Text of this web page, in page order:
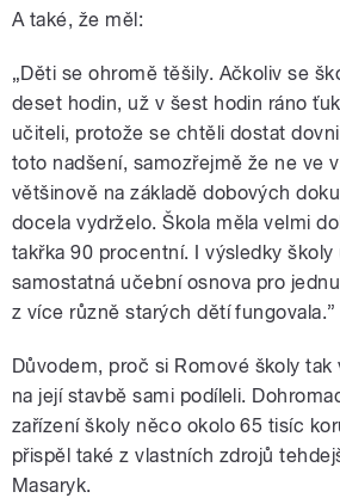
A také, že měl:
„Děti se ohromě těšily. Ačkoliv se
deset hodin, už v šest hodin ráno
učiteli, protože se chtěli dostat
toto nadšení, samozřejmě že ne ve
většinově na základě dobových
docela vydrželo. Škola měla velmi
takřka 90 procentní. I výsledky školy
samostatná učební osnova pro
z více různě starých dětí fungovala.”
Důvodem, proč si Romové školy tak
na její stavbě sami podíleli.
zařízení školy něco okolo 65 tisíc
přispěl také z vlastních zdrojů
Masaryk.